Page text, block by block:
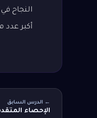
النجاح
أكبر
← الدرس السابق
الإحصاء